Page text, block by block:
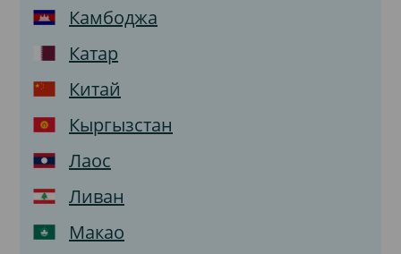
Камбоджа
Катар
Китай
Кыргызстан
Лаос
Ливан
Макао